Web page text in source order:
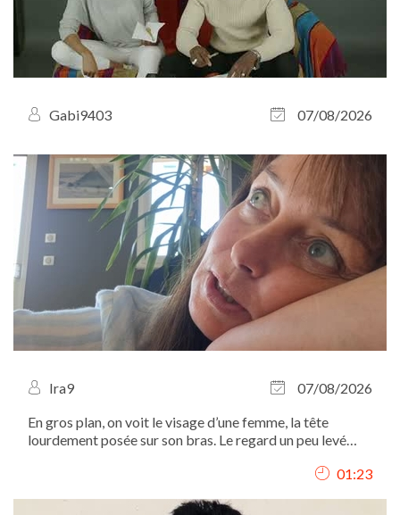
Gabi9403 07/08/2026
Ira9
07/08/2026
En gros plan, on voit le visage d’une femme, la tête
lourdement posée sur son bras. Le regard un peu levé
autre elle-même : "Ah, Iritchka, ma pauvre, t’as tellement
01:23